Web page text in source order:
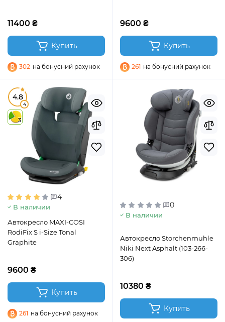
11400 ₴
Купить
302 на бонусний рахунок
9600 ₴
Купить
261 на бонусний рахунок
4.8
4
3
4
В наличии
Автокресло MAXI-COSI
RodiFix S i-Size Tonal
Graphite
9600 ₴
Купить
261 на бонусний рахунок
0
В наличии
Автокресло Storchenmuhle
Niki Next Asphalt (103-266-
306)
10380 ₴
Купить